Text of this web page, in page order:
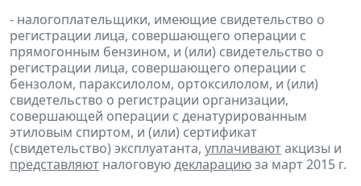
- налогоплательщики, имеющие свидетельство о
регистрации лица, совершающего операции с
прямогонным бензином, и (или) свидетельство о
регистрации лица, совершающего операции с
бензолом, параксилолом, ортоксилолом, и (или)
свидетельство о регистрации организации,
совершающей операции с денатурированным
этиловым спиртом, и (или) сертификат
(свидетельство) эксплуатанта, уплачиваютакцизы и
представляют налоговуюдекларациюза март 2015 г.